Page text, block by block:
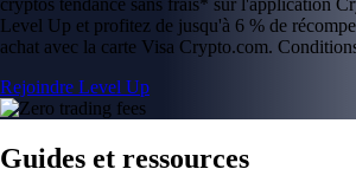
Level Up et profitez de jusqu'à 6 % de
achat avec la carte Visa Crypto.com.
Rejoindre Level Up
Guides et ressources